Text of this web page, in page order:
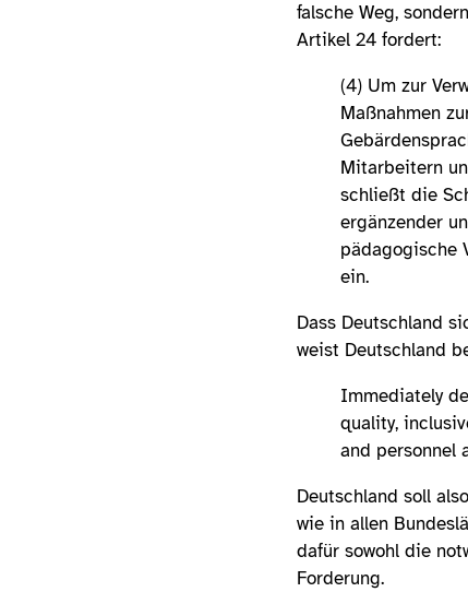
falsche Weg,
Artikel 24 fordert:
(4) Um zur
Maßnahmen
Mitarbeitern
schließt die
ergänzender
pädagogische
ein.
Dass Deutschland
weist Deutschland
Immediately
quality,
and personnel
Deutschland soll
wie in allen
dafür sowohl die
Forderung.